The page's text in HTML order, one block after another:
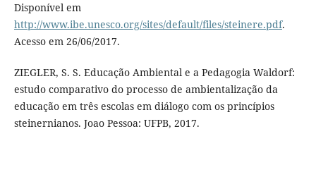
Disponível em
http://www.ibe.unesco.org/sites/default/files/steinere.pdf.
Acesso em 26/06/2017.
ZIEGLER, S. S. Educação Ambiental e a Pedagogia Waldorf:
estudo comparativo do processo de ambientalização da
educação em três escolas em diálogo com os princípios
steinernianos. Joao Pessoa: UFPB, 2017.